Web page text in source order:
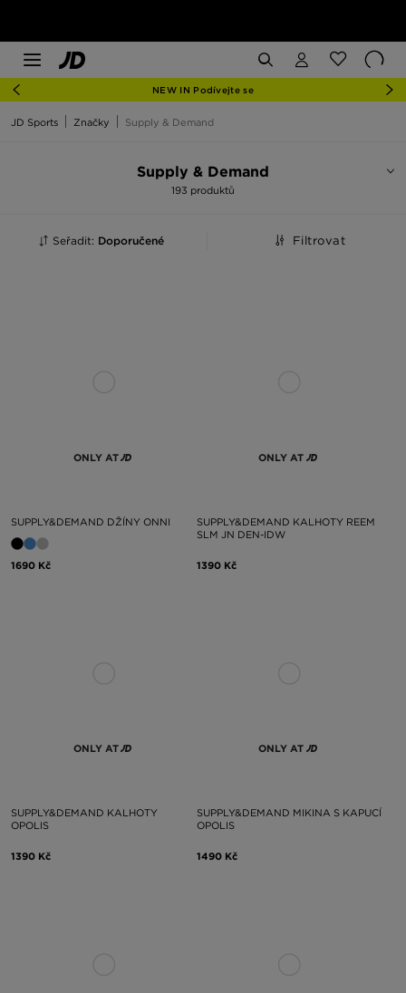
NEW IN Podívejte se
JD Sports Značky Supply & Demand
Supply & Demand
193 produktů
Seřadit: Doporučené Filtrovat
ONLY AT
SUPPLY&DEMAND DŽÍNY ONNI
1690 Kč
ONLY AT
SUPPLY&DEMAND KALHOTY REEM
SLM JN DEN-IDW
1390 Kč
ONLY AT
SUPPLY&DEMAND KALHOTY
OPOLIS
1390 Kč
ONLY AT
SUPPLY&DEMAND MIKINA S KAPUCÍ
OPOLIS
1490 Kč